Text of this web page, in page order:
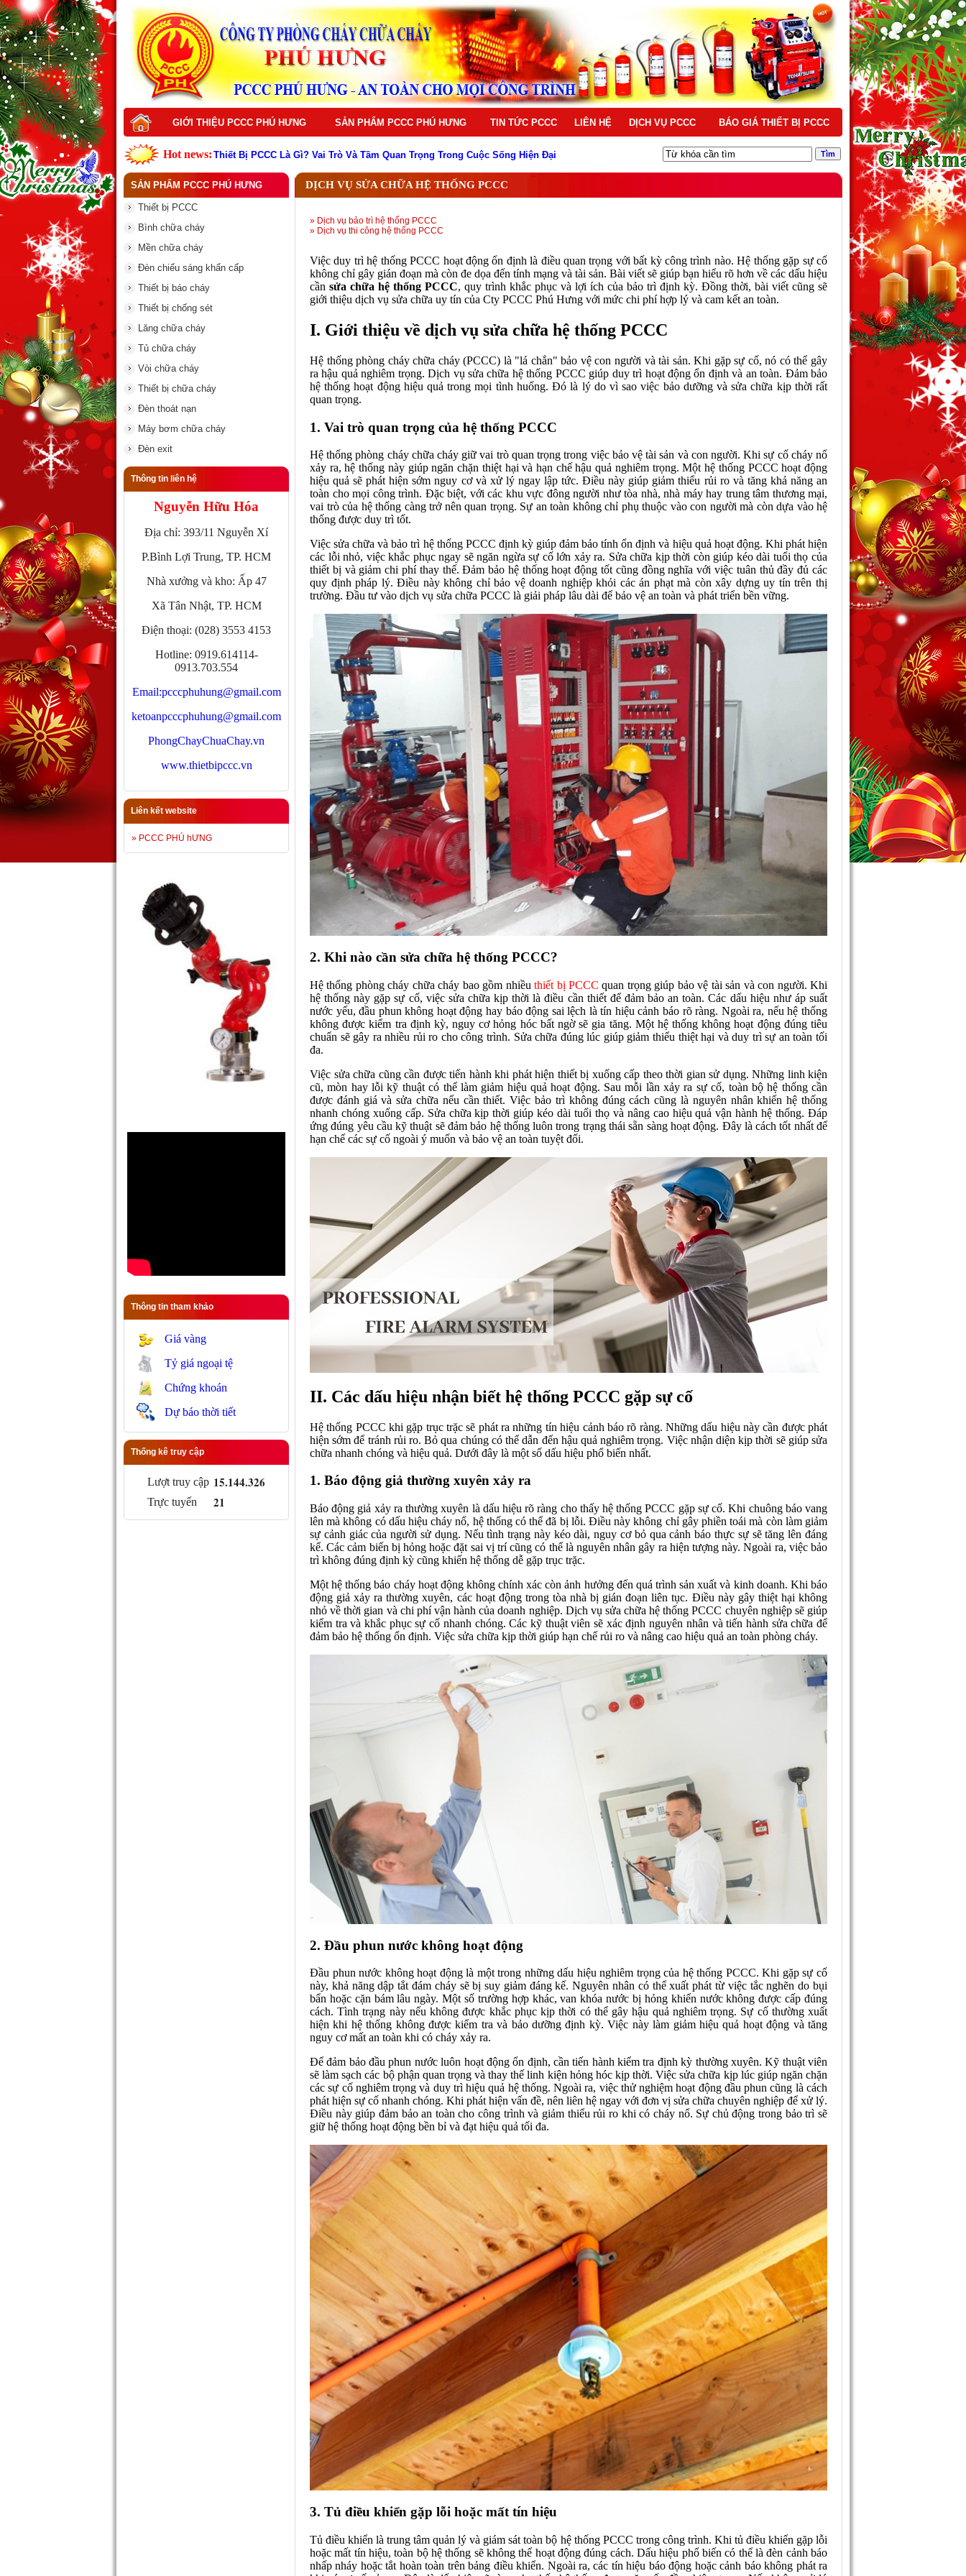
GIỚI THIỆU PCCC PHÚ HƯNG SẢN PHẨM PCCC PHÚ HƯNG TIN TỨC PCCC LIÊN HỆ DỊCH VỤ PCCC BÁO GIÁ THIẾT BỊ PCCC
Hot news: Thiết Bị PCCC Là Gì? Vai Trò Và Tầm Quan Trọng Trong Cuộc Sống Hiện Đại
Vì sao nên đầu tư thiết bị PCCC chất lượng cao
Dịch vụ thiết kế hệ thống PCCC
Dịch vụ bảo trì hệ thống PCCC
Dịch vụ sửa chữa hệ thống PCCC
Dịch vụ nạp sạc bình chữa cháy
Thiết bị PCCC là gì ? Vai trò quan trọng trong phòng cháy chữa cháy
SẢN PHẨM PCCC PHÚ HƯNG
Thiết bị PCCC
Bình chữa cháy
Mền chữa cháy
Đèn chiếu sáng khẩn cấp
Thiết bị báo cháy
Thiết bị chống sét
Lăng chữa cháy
Tủ chữa cháy
Vòi chữa cháy
Thiết bị chữa cháy
Đèn thoát nạn
Máy bơm chữa cháy
Đèn exit
Thông tin liên hệ
Nguyễn Hữu Hóa
Địa chỉ: 393/11 Nguyễn Xí
P.Bình Lợi Trung, TP. HCM
Nhà xưởng và kho: Ấp 47
Xã Tân Nhật, TP. HCM
Điện thoại: (028) 3553 4153
Hotline: 0919.614114-
0913.703.554
Email:pcccphuhung@gmail.com
ketoanpcccphuhung@gmail.com
PhongChayChuaChay.vn
www.thietbipccc.vn
Liên kết website
» PCCC PHÚ hƯNG
Thông tin tham khảo
Giá vàng
Tỷ giá ngoại tệ
Chứng khoán
Dự báo thời tiết
Thống kê truy cập
Lượt truy cập 15.144.326
Trực tuyến 21
DỊCH VỤ SỬA CHỮA HỆ THỐNG PCCC
» Dịch vụ bảo trì hệ thống PCCC
» Dịch vụ thi công hệ thống PCCC
Việc duy trì hệ thống PCCC hoạt động ổn định là điều quan trọng với bất kỳ công trình nào. Hệ thống gặp sự cố
không chỉ gây gián đoạn mà còn đe dọa đến tính mạng và tài sản. Bài viết sẽ giúp bạn hiểu rõ hơn về các dấu hiệu
cần sửa chữa hệ thống PCCC, quy trình khắc phục và lợi ích của bảo trì định kỳ. Đồng thời, bài viết cũng sẽ
giới thiệu dịch vụ sửa chữa uy tín của Cty PCCC Phú Hưng với mức chi phí hợp lý và cam kết an toàn.
I. Giới thiệu về dịch vụ sửa chữa hệ thống PCCC
Hệ thống phòng cháy chữa cháy (PCCC) là "lá chắn" bảo vệ con người và tài sản. Khi gặp sự cố, nó có thể gây
ra hậu quả nghiêm trọng. Dịch vụsửa chữa hệ thống PCCC giúp duy trì hoạt động ổn định và an toàn. Đảm bảo
hệ thống hoạt động hiệu quả trong mọi tình huống. Đó là lý do vì sao việc bảo dưỡng và sửa chữa kịp thời rất
quan trọng.
1. Vai trò quan trọng của hệ thống PCCC
Hệ thống phòng cháy chữa cháy giữ vai trò quan trọng trong việc bảo vệ tài sản và con người. Khi sự cố cháy nổ
xảy ra, hệ thống này giúp ngăn chặn thiệt hại và hạn chế hậu quả nghiêm trọng. Một hệ thống PCCC hoạt động
hiệu quả sẽ phát hiện sớm nguy cơ và xử lý ngay lập tức. Điều này giúp giảm thiểu rủi ro và tăng khả năng an
toàn cho mọi công trình. Đặc biệt, với các khu vực đông người như tòa nhà, nhà máy hay trung tâm thương mại,
vai trò của hệ thống càng trở nên quan trọng. Sự an toàn không chỉ phụ thuộc vào con người mà còn dựa vào hệ
thống được duy trì tốt.
Việc sửa chữa và bảo trì hệ thống PCCC định kỳ giúp đảm bảo tính ổn định và hiệu quả hoạt động. Khi phát hiện
các lỗi nhỏ, việc khắc phục ngay sẽ ngăn ngừa sự cố lớn xảy ra. Sửa chữa kịp thời còn giúp kéo dài tuổi thọ của
thiết bị và giảm chi phí thay thế. Đảm bảo hệ thống hoạt động tốt cũng đồng nghĩa với việc tuân thủ đầy đủ các
quy định pháp lý. Điều này không chỉ bảo vệ doanh nghiệp khỏi các án phạt mà còn xây dựng uy tín trên thị
trường. Đầu tư vào dịch vụ sửa chữa PCCC là giải pháp lâu dài để bảo vệ an toàn và phát triển bền vững.
2. Khi nào cần sửa chữa hệ thống PCCC?
Hệ thống phòng cháy chữa cháy bao gồm nhiềuthiết bị PCCC quan trọng giúp bảo vệ tài sản và con người. Khi
hệ thống này gặp sự cố, việc sửa chữa kịp thời là điều cần thiết để đảm bảo an toàn. Các dấu hiệu như áp suất
nước yếu, đầu phun không hoạt động hay báo động sai lệch là tín hiệu cảnh báo rõ ràng. Ngoài ra, nếu hệ thống
không được kiểm tra định kỳ, nguy cơ hỏng hóc bất ngờ sẽ gia tăng. Một hệ thống không hoạt động đúng tiêu
chuẩn sẽ gây ra nhiều rủi ro cho công trình. Sửa chữa đúng lúc giúp giảm thiểu thiệt hại và duy trì sự an toàn tối
đa.
Việc sửa chữa cũng cần được tiến hành khi phát hiện thiết bị xuống cấp theo thời gian sử dụng. Những linh kiện
cũ, mòn hay lỗi kỹ thuật có thể làm giảm hiệu quả hoạt động. Sau mỗi lần xảy ra sự cố, toàn bộ hệ thống cần
được đánh giá và sửa chữa nếu cần thiết. Việc bảo trì không đúng cách cũng là nguyên nhân khiến hệ thống
nhanh chóng xuống cấp. Sửa chữa kịp thời giúp kéo dài tuổi thọ và nâng cao hiệu quả vận hành hệ thống. Đáp
ứng đúng yêu cầu kỹ thuật sẽ đảm bảo hệ thống luôn trong trạng thái sẵn sàng hoạt động. Đây là cách tốt nhất để
hạn chế các sự cố ngoài ý muốn và bảo vệ an toàn tuyệt đối.
II. Các dấu hiệu nhận biết hệ thống PCCC gặp sự cố
Hệ thống PCCC khi gặp trục trặc sẽ phát ra những tín hiệu cảnh báo rõ ràng. Những dấu hiệu này cần được phát
hiện sớm để tránh rủi ro. Bỏ qua chúng có thể dẫn đến hậu quả nghiêm trọng. Việc nhận diện kịp thời sẽ giúp sửa
chữa nhanh chóng và hiệu quả. Dưới đây là một số dấu hiệu phổ biến nhất.
1. Báo động giả thường xuyên xảy ra
Báo động giả xảy ra thường xuyên là dấu hiệu rõ ràng cho thấy hệ thống PCCC gặp sự cố. Khi chuông báo vang
lên mà không có dấu hiệu cháy nổ, hệ thống có thể đã bị lỗi. Điều này không chỉ gây phiền toái mà còn làm giảm
sự cảnh giác của người sử dụng. Nếu tình trạng này kéo dài, nguy cơ bỏ qua cảnh báo thực sự sẽ tăng lên đáng
kể. Các cảm biến bị hỏng hoặc đặt sai vị trí cũng có thể là nguyên nhân gây ra hiện tượng này. Ngoài ra, việc bảo
trì không đúng định kỳ cũng khiến hệ thống dễ gặp trục trặc.
Một hệ thống báo cháy hoạt động không chính xác còn ảnh hưởng đến quá trình sản xuất và kinh doanh. Khi báo
động giả xảy ra thường xuyên, các hoạt động trong tòa nhà bị gián đoạn liên tục. Điều này gây thiệt hại không
nhỏ về thời gian và chi phí vận hành của doanh nghiệp. Dịch vụ sửa chữa hệ thống PCCC chuyên nghiệp sẽ giúp
kiểm tra và khắc phục sự cố nhanh chóng. Các kỹ thuật viên sẽ xác định nguyên nhân và tiến hành sửa chữa để
đảm bảo hệ thống ổn định. Việc sửa chữa kịp thời giúp hạn chế rủi ro và nâng cao hiệu quả an toàn phòng cháy.
2. Đầu phun nước không hoạt động
Đầu phun nước không hoạt động là một trong những dấu hiệu nghiêm trọng của hệ thống PCCC. Khi gặp sự cố
này, khả năng dập tắt đám cháy sẽ bị suy giảm đáng kể. Nguyên nhân có thể xuất phát từ việc tắc nghẽn do bụi
bẩn hoặc cặn bám lâu ngày. Một số trường hợp khác, van khóa nước bị hỏng khiến nước không được cấp đúng
cách. Tình trạng này nếu không được khắc phục kịp thời có thể gây hậu quả nghiêm trọng. Sự cố thường xuất
hiện khi hệ thống không được kiểm tra và bảo dưỡng định kỳ. Việc này làm giảm hiệu quả hoạt động và tăng
nguy cơ mất an toàn khi có cháy xảy ra.
Để đảm bảo đầu phun nước luôn hoạt động ổn định, cần tiến hành kiểm tra định kỳ thường xuyên. Kỹ thuật viên
sẽ làm sạch các bộ phận quan trọng và thay thế linh kiện hỏng hóc kịp thời. Việc sửa chữa kịp lúc giúp ngăn chặn
các sự cố nghiêm trọng và duy trì hiệu quả hệ thống. Ngoài ra, việc thử nghiệm hoạt động đầu phun cũng là cách
phát hiện sự cố nhanh chóng. Khi phát hiện vấn đề, nên liên hệ ngay với đơn vị sửa chữa chuyên nghiệp để xử lý.
Điều này giúp đảm bảo an toàn cho công trình và giảm thiểu rủi ro khi có cháy nổ. Sự chủ động trong bảo trì sẽ
giữ hệ thống hoạt động bền bỉ và đạt hiệu quả tối đa.
3. Tủ điều khiển gặp lỗi hoặc mất tín hiệu
Tủ điều khiển là trung tâm quản lý và giám sát toàn bộ hệ thống PCCC trong công trình. Khi tủ điều khiển gặp lỗi
hoặc mất tín hiệu, toàn bộ hệ thống sẽ không thể hoạt động đúng cách. Dấu hiệu phổ biến có thể là đèn cảnh báo
nhấp nháy hoặc tắt hoàn toàn trên bảng điều khiển. Ngoài ra, các tín hiệu báo động hoặc cảnh báo không phát ra